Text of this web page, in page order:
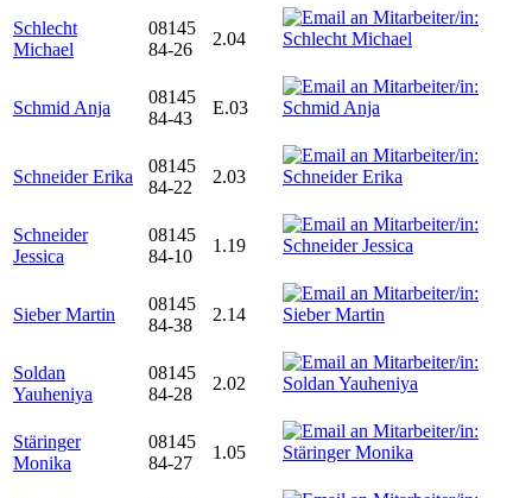
Schlecht
Michael
08145
84-26
2.04
Schmid Anja
08145
84-43
E.03
Schneider Erika
08145
84-22
2.03
Schneider
Jessica
08145
84-10
1.19
Sieber Martin
08145
84-38
2.14
Soldan
Yauheniya
08145
84-28
2.02
Stäringer
Monika
08145
84-27
1.05